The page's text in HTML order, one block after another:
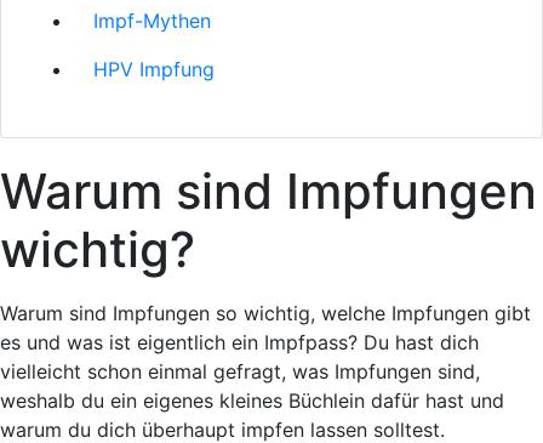
Impf-Mythen
HPV Impfung
Warum sind Impfungen
wichtig?
Warum sind Impfungen so wichtig, welche Impfungen gibt
es und was ist eigentlich ein Impfpass? Du hast dich
vielleicht schon einmal gefragt, was Impfungen sind,
weshalb du ein eigenes kleines Büchlein dafür hast und
warum du dich überhaupt impfen lassen solltest.